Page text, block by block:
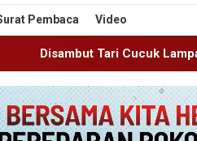
Pembaca Video
Delegasi JRCS Jepang